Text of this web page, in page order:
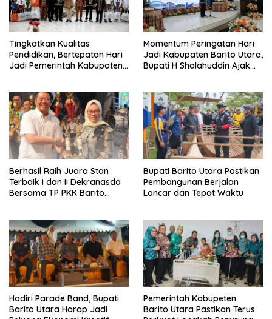
Tingkatkan Kualitas
Pendidikan, Bertepatan Hari
Jadi Pemerintah Kabupaten
Momentum Peringatan Hari
Jadi Kabupaten Barito Utara,
Bupati H Shalahuddin Ajak
Daerah
Berhasil Raih Juara Stan
Terbaik I dan II Dekranasda
Bersama TP PKK Barito
Bupati Barito Utara Pastikan
Pembangunan Berjalan
Lancar dan Tepat Waktu
Hadiri Parade Band, Bupati
Barito Utara Harap Jadi
Pemerintah Kabupeten
Barito Utara Pastikan Terus